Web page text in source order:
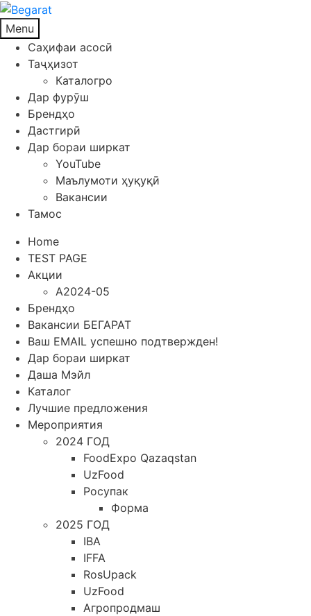
Menu
Саҳифаи асосӣ
Таҷҳизот
Каталогро
Дар фурӯш
Брендҳо
Дастгирӣ
Дар бораи ширкат
YouTube
Маълумоти ҳуқуқӣ
Вакансии
Тамос
Home
TEST PAGE
Акции
A2024-05
Брендҳо
Вакансии БЕГАРАТ
Ваш EMAIL успешно подтвержден!
Дар бораи ширкат
Даша Мэйл
Каталог
Лучшие предложения
Мероприятия
2024 ГОД
FoodExpo Qazaqstan
UzFood
Росупак
Форма
2025 ГОД
IBA
IFFA
RosUpack
UzFood
Агропродмаш